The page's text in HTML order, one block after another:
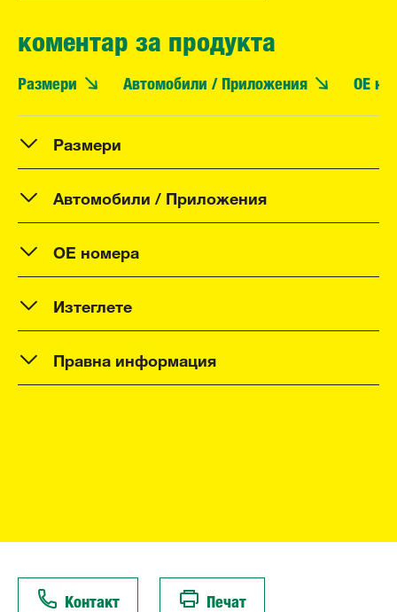
коментар за продукта
Размери Автомобили / Приложения OE
Размери
Автомобили / Приложения
OE номера
Изтеглете
Правна информация
Контакт Печат